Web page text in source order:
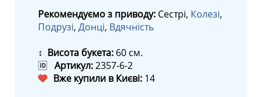
Рекомендуємо з приводу: Сестрі, Колезі,
Подрузі, Донці, Вдячність
↕ Висота букета: 60 см.
🆔 Артикул:2357-6-2
Вже купили в Києві: 14